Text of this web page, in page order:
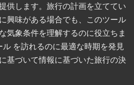
供します。旅行の計画を立ててい
興味がある場合でも、このツール
気象条件を理解するのに役立ちま
を訪れるのに最適な時期を発見
基づいて情報に基づいた旅行の決